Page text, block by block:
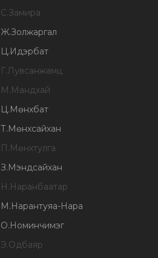
С.Замира
Ж.Золжаргал
Ц.Идэрбат
Г.Лувсанжамц
М.Мандхай
Ц.Мөнхбат
Т.Мөнхсайхан
П.Мөнхтулга
З.Мэндсайхан
Н.Наранбаатар
М.Нарантуяа-Нара
О.Номинчимэг
Э.Одбаяр